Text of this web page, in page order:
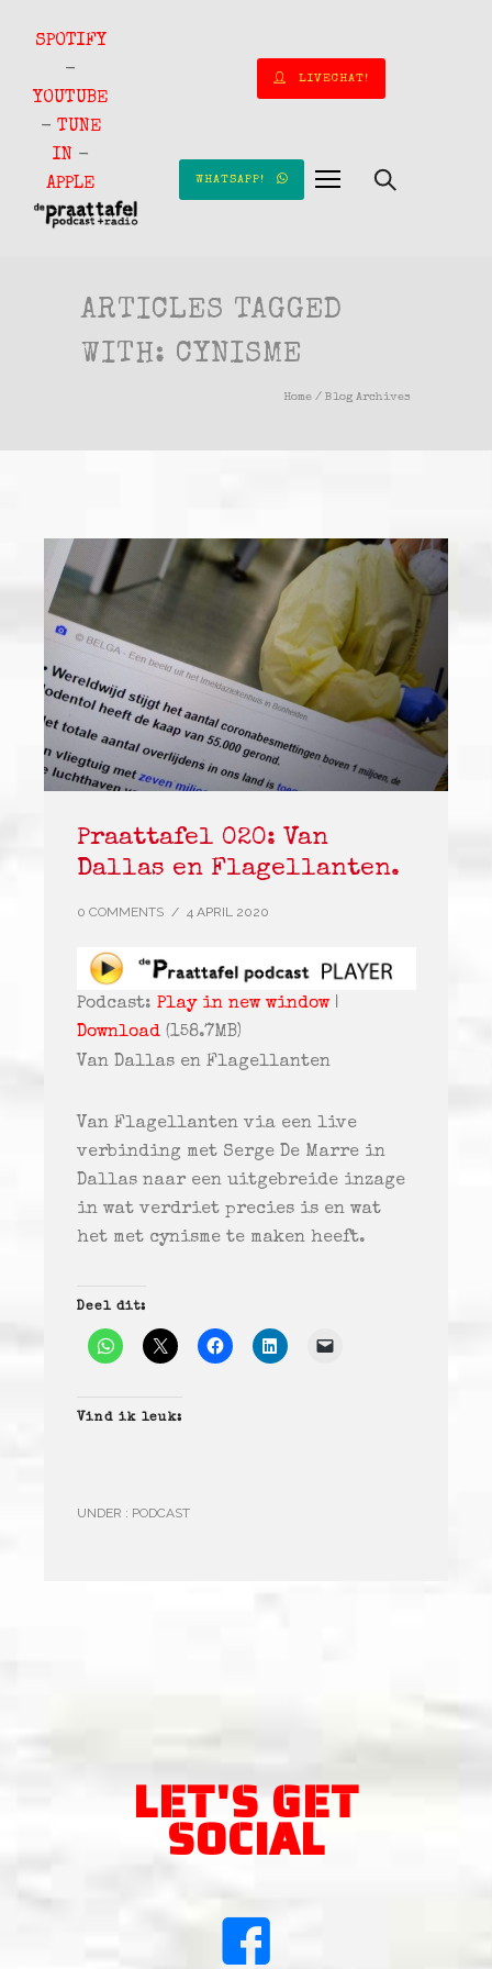
SPOTIFY
-
YOUTUBE
- TUNE
IN -
APPLE
LIVECHAT!
WHATSAPP!
ARTICLES TAGGED
WITH: CYNISME
Home / Blog Archives
Praattafel 020: Van
Dallas en Flagellanten.
0 COMMENTS / 4 APRIL 2020
Podcast: Play in new window|
Download (158.7MB)
Van Dallas en Flagellanten
Van Flagellanten via een live
verbinding met Serge De Marre in
Dallas naar een uitgebreide inzage
in wat verdriet precies is en wat
het met cynisme te maken heeft.
Deel dit:
Vind ik leuk:
UNDER : PODCAST
LET'S GET
SOCIAL